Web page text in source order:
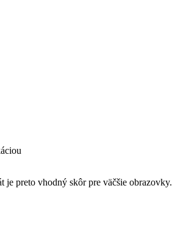
preto vhodný skôr pre väčšie obrazovky.